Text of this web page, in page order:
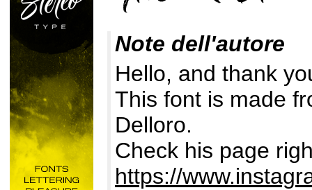
Note dell'autore
Hello, and thank
This font is made
Delloro.
Check his page
https://